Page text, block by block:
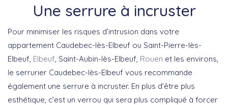
Une serrure à incruster
Pour minimiser les risques d’intrusion dans votre
appartement Caudebec-lès-Elbeuf ou Saint-Pierre-lès-
Elbeuf, Elbeuf , Saint-Aubin-lès-Elbeuf, Rouen et les environs,
le serrurier Caudebec-lès-Elbeuf vous recommande
également une serrure à incruster. En plus d’être plus
esthétique, c’est un verrou qui sera plus compliqué à forcer